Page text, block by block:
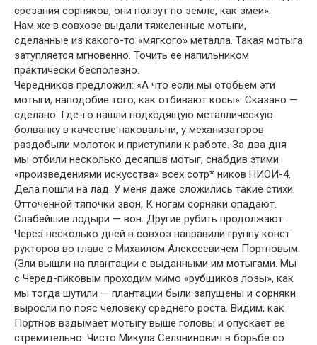
срезания сорняков, они ползут по земле, как змеи».
Нам же в совхозе выдали тяжеленные мотыги,
сделанные из какого-то «мягкого» металла. Такая мотыга
затупляется мгновенно. Точить ее напильником
практически бесполезно.
Чередников предложил: «А что если мы отобьем эти
мотыги, наподобие того, как отбивают косы». Сказано —
сделано. Где-го нашли подходящую металлическую
болванку в качестве наковальни, у механизаторов
раздобыли молоток и приступили к работе. За два дня
мы отбили несколько десяпшв мотыг, снабдив этими
«произведениями искусства» всех сотр* ников НИОИ-4.
Дела пошли на лад. У меня даже сложились такие стихи.
Отточенной тяпочки звон, К ногам сорняки опадают.
Слабейшие лодыри — вон. Другие рубить продолжают.
Через несколько дней в совхоз направили группу конст
рукторов во главе с Михаилом Алексеевичем Портновым.
(Зли вышли на плантации с выданными им мотыгами. Мы
с Черед-пиковым проходим мимо «рубщиков лозы», как
мы тогда шутили — плантации были запущены и сорняки
выросли по пояс человеку среднего роста. Видим, как
Портнов вздымает мотыгу выше головы и опускает ее
стремительно. Чисто Микула Селянинович в борьбе со